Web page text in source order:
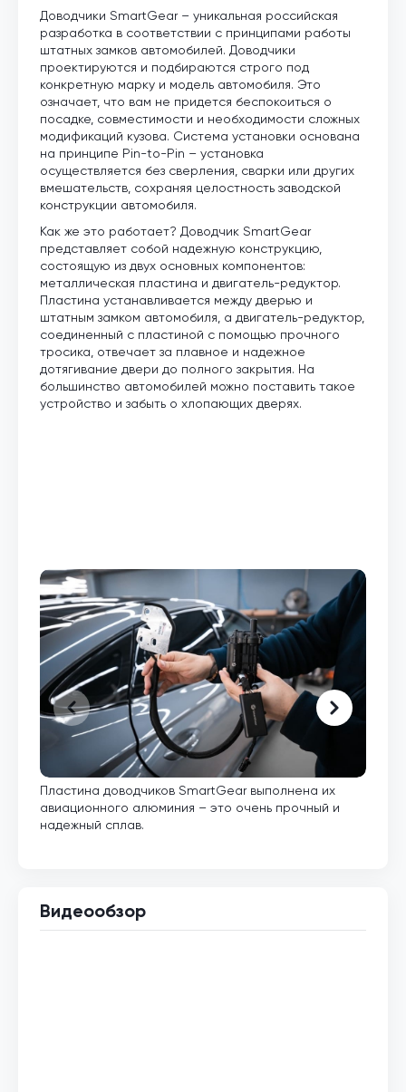
Доводчики SmartGear – уникальная российская
разработка в соответствии с принципами работы
штатных замков автомобилей. Доводчики
проектируются и подбираются строго под
конкретную марку и модель автомобиля. Это
означает, что вам не придется беспокоиться о
посадке, совместимости и необходимости сложных
модификаций кузова. Система установки основана
на принципе Pin-to-Pin – установка
осуществляется без сверления, сварки или других
вмешательств, сохраняя целостность заводской
конструкции автомобиля.
Как же это работает? Доводчик SmartGear
представляет собой надежную конструкцию,
состоящую из двух основных компонентов:
металлическая пластина и двигатель-редуктор.
Пластина устанавливается между дверью и
штатным замком автомобиля, а двигатель-редуктор,
соединенный с пластиной с помощью прочного
тросика, отвечает за плавное и надежное
дотягивание двери до полного закрытия. На
большинство автомобилей можно поставить такое
устройство и забыть о хлопающих дверях.
Пластина доводчиков SmartGear выполнена их
авиационного алюминия – это очень прочный и
надежный сплав.
Видеообзор